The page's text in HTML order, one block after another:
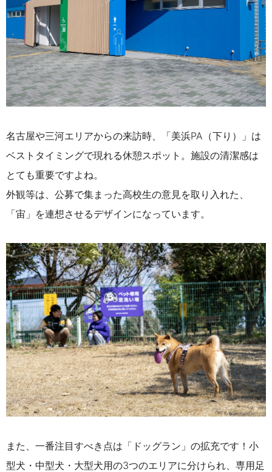
名古屋や三河エリアからの来訪時、「美浜PA（下り）」は
ベストタイミングで現れる休憩スポット。施設の清潔感は
とても重要ですよね。
外観等は、公募で集まった高校生の意見を取り入れた、
「宙」を連想させるデザインになっています。
また、一番注目すべき点は「ドッグラン」の拡充です！小
型犬・中型犬・大型犬用の3つのエリアに分けられ、専用足